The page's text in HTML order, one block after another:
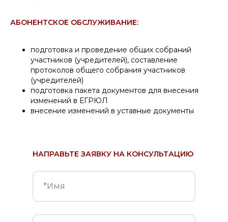
АБОНЕНТСКОЕ ОБСЛУЖИВАНИЕ:
подготовка и проведение общих собраний
участников (учредителей), составление
протоколов общего собрания участников
(учредителей)
подготовка пакета документов для внесения
изменений в ЕГРЮЛ
внесение изменений в уставные документы
НАПРАВЬТЕ ЗАЯВКУ НА КОНСУЛЬТАЦИЮ